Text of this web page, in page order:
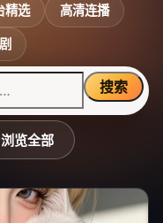
精选
高清连播
搜索
浏览全部